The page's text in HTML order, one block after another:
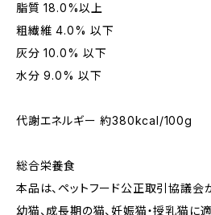
脂質 18.0%以上
粗繊維 4.0% 以下
灰分 10.0% 以下
水分 9.0% 以下
代謝エネルギー 約380kcal/100g
総合栄養食
本品は、ペットフード公正取引協議会
幼猫、成長期の猫、妊娠猫・授乳猫に